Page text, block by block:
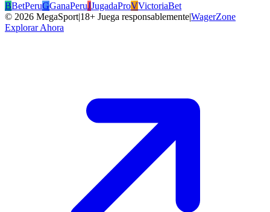
BBetPeruGGanaPeruJJugadaProVVictoriaBet
© 2026 MegaSport|18+ Juega responsablemente|WagerZone
Explorar Ahora